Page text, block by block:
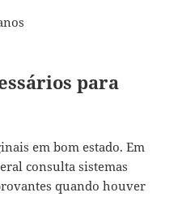
para
em bom estado. Em
consulta sistemas
quando houver